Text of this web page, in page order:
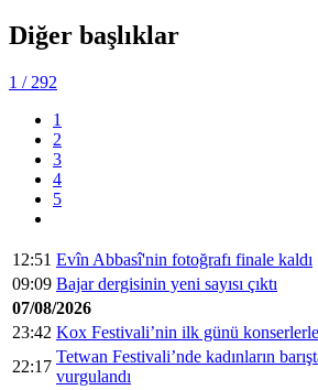
Diğer başlıklar
1 / 292
1
2
3
4
5
12:51 Evîn Abbasî'nin fotoğrafı finale kaldı
09:09 Bajar dergisinin yeni sayısı çıktı
07/08/2026
23:42 Kox Festivali’nin ilk günü
22:17
Tetwan Festivali’nde kadınların
vurgulandı